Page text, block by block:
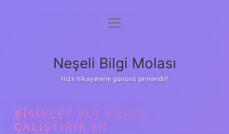
Anasayfa
Yasal Uyarı
menüyü
Neşeli Bilgi Molası
Hızlı hikayelerle gününü şenlendir!
BISIKLET ALT KARIN
ÇALIŞTIRIR MI